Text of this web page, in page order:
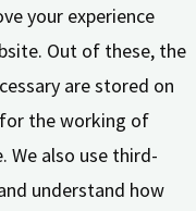
your experience
Out of these, the
are stored on
the working of
We also use third-
understand how